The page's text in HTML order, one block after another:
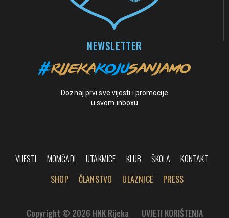
NEWSLETTER
Doznaj prvi sve vijesti i promocije
u svom inboxu
VIJESTI MOMČADI UTAKMICE KLUB ŠKOLA
KONTAKT
SHOP
ČLANSTVO ULAZNICE PRESS
Copyright © 2026 HNK Rijeka UVJETI KORIŠTENJA